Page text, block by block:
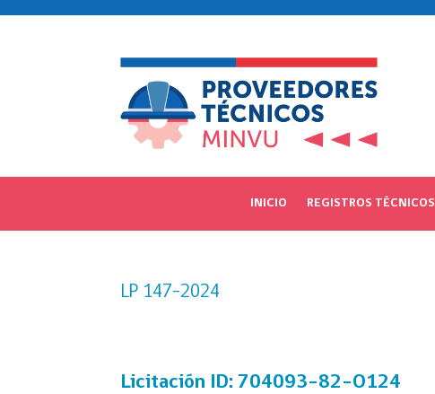
INICIO REGISTROS TÉCNICOS
LP 147-2024
Licitación ID: 704093-82-O124